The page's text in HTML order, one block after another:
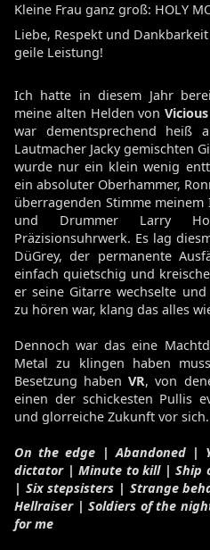
Kleine Frau ganz groß: HOLY
Liebe, Respekt und
geile Leistung!
Ich hatte in diesem Jahr
meine alten Helden von
war dementsprechend heiß
Lautmacher Jacky gemischten
wurde nur ein klein wenig
ein absoluter Oberhammer,
überragenden Stimme
und Drummer Larry
Präzisionsuhrwerk. Es lag
DüGrey, der permanente
einfach quietschig und
er seine Gitarre wechselte
zu hören war, klang das alles
Dennoch war das eine
Metal zu klingen haben
Besetzung habenVR, von
einen der schickesten Pullis
und glorreiche Zukunft vor sich.
On the edge | Abandoned |
dictator | Minute to kill | Ship
| Six stepsisters | Strange
Hellraiser | Soldiers of the
for me